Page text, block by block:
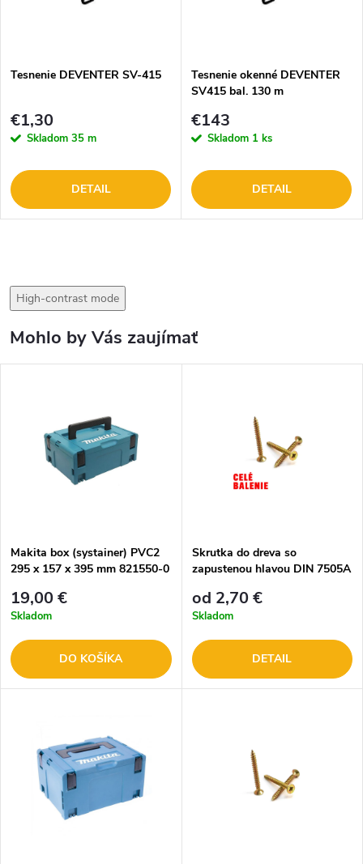
Tesnenie DEVENTER SV-415
€1,30
Skladom 35 m
DETAIL
Tesnenie okenné DEVENTER
SV415 bal. 130 m
€143
Skladom 1 ks
DETAIL
High-contrast mode
Mohlo by Vás zaujímať
Makita box (systainer) PVC2
295 x 157 x 395 mm 821550-0
19,00 €
Skladom
DO KOŠÍKA
Skrutka do dreva so
zapustenou hlavou DIN 7505A
od 2,70 €
Skladom
DETAIL